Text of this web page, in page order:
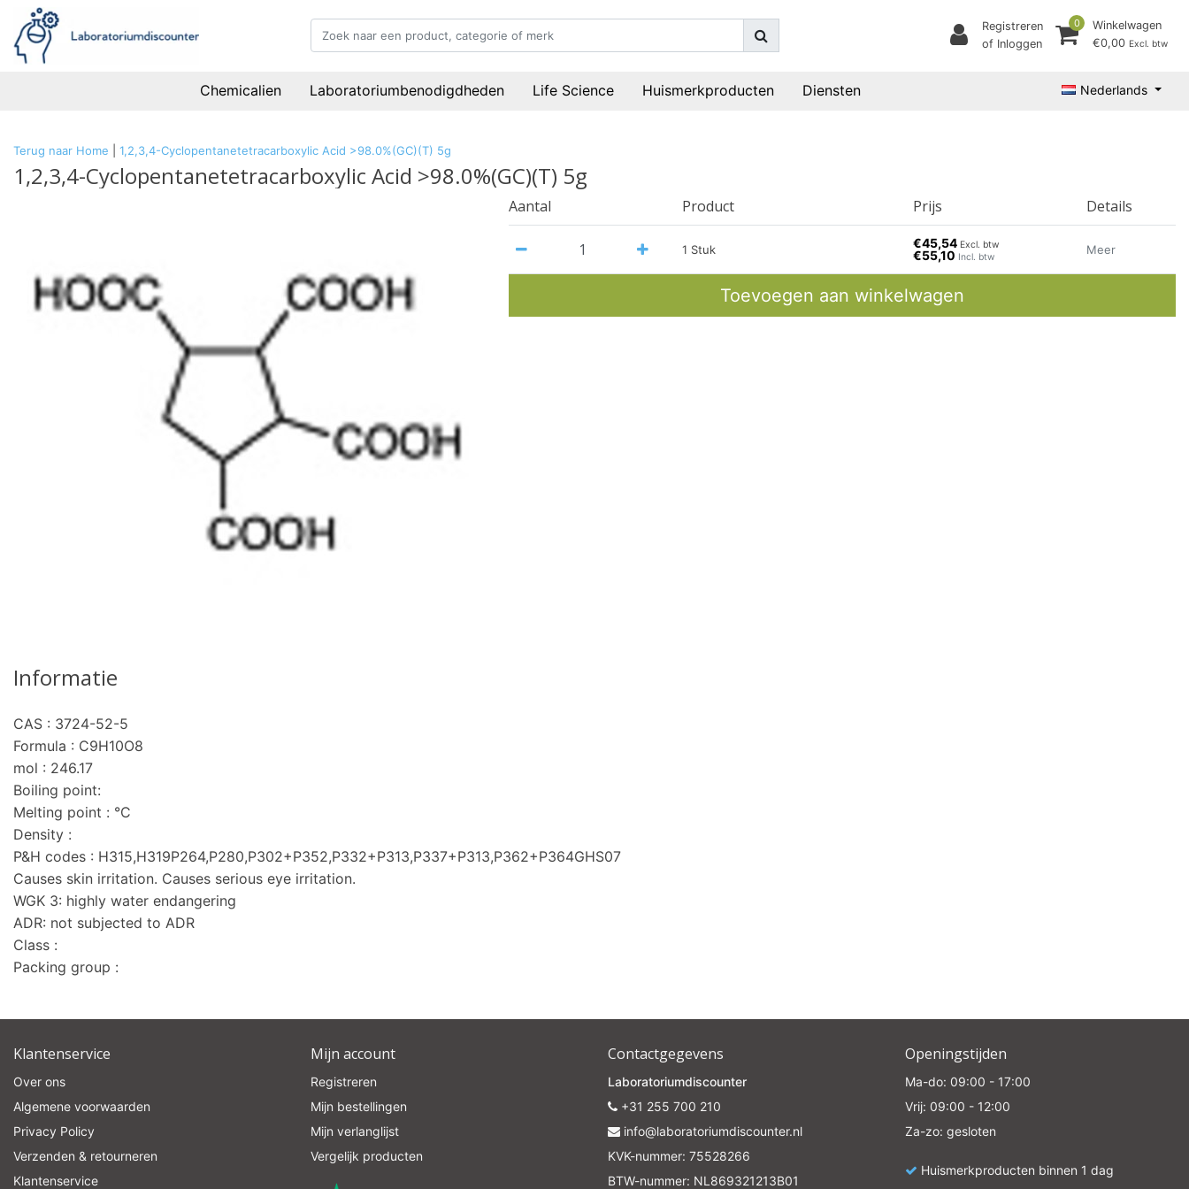
Registreren
of Inloggen
0
Winkelwagen
€0,00 Excl. btw
Chemicalien Laboratoriumbenodigdheden Life Science Huismerkproducten Diensten Nederlands
Terug naar Home 1,2,3,4-Cyclopentanetetracarboxylic Acid >98.0%(GC)(T) 5g
1,2,3,4-Cyclopentanetetracarboxylic Acid >98.0%(GC)(T) 5g
Aantal Product Prijs Details
1 Stuk €45,54 Excl. btw
€55,10 Incl. btw
Meer
Toevoegen aan winkelwagen
Informatie
CAS : 3724-52-5
Formula : C9H10O8
mol : 246.17
Boiling point:
Melting point : °C
Density :
P&H codes : H315,H319P264,P280,P302+P352,P332+P313,P337+P313,P362+P364GHS07
Causes skin irritation. Causes serious eye irritation.
WGK 3: highly water endangering
ADR: not subjected to ADR
Class :
Packing group :
Klantenservice
Over ons
Algemene voorwaarden
Privacy Policy
Verzenden & retourneren
Klantenservice
Mijn account
Registreren
Mijn bestellingen
Mijn verlanglijst
Vergelijk producten
Contactgegevens
Laboratoriumdiscounter
+31 255 700 210
info@laboratoriumdiscounter.nl
KVK-nummer: 75528266
BTW-nummer: NL869321213B01
Openingstijden
Ma-do: 09:00 - 17:00
Vrij: 09:00 - 12:00
Za-zo: gesloten
Huismerkproducten binnen 1 dag